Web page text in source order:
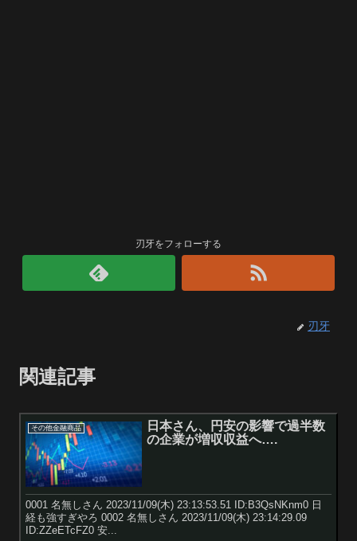
刃牙をフォローする
刃牙
関連記事
その他金融商品
日本さん、円安の影響で過半数
の企業が増収収益へ….
0001 名無しさん 2023/11/09(木) 23:13:53.51 ID:B3QsNKnm0 日
経も強すぎやろ 0002 名無しさん 2023/11/09(木) 23:14:29.09
ID:ZZeETcFZ0 安...